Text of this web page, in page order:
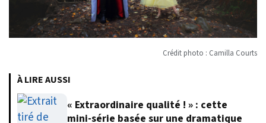
Crédit photo : Camilla Courts
À LIRE AUSSI
« Extraordinaire qualité ! » : cette
mini-série basée sur une dramatique